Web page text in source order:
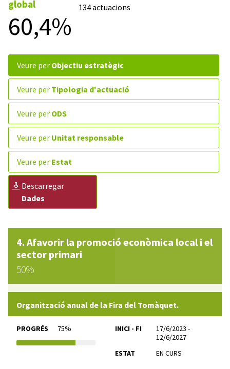
global
60,4%
134 actuacions
veure per Objectiu estratègic
veure per Tipologia d'actuació
veure per ODS
veure per Unitat responsable
veure per Estat
descarregar
Dades
Afavorir la promoció econòmica local i el
sector primari
50%
Organització anual de la Fira del Tomàquet.
PROGRÉS 75% INICI - FI
17/6/2023 -
12/6/2027
ESTAT
EN CURS